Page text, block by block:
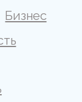
Бизнес